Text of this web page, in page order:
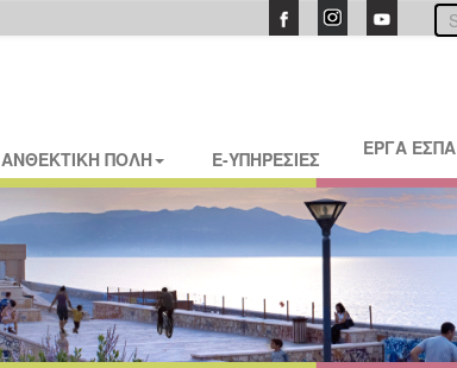
ΑΝΘΕΚΤΙΚΗ ΠΟΛΗ E-ΥΠΗΡΕΣΙΕΣ ΕΡΓΑ ΕΣΠΑ